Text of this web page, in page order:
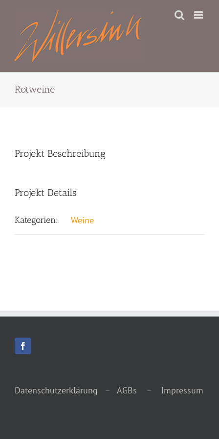
springen
Rotweine
Larger
Projekt Beschreibung
Projekt Details
Kategorien: Weine
Datenschutzerklärung – AGBs – Impressum